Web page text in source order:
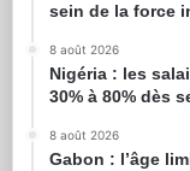
sein de la force
8 août 2026
Nigéria : les
30% à 80% dès
8 août 2026
Gabon : l’âge